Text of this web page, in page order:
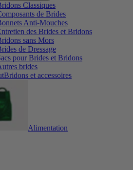
Classiques
de Brides
Anti-Mouches
des Brides et Bridons
sans Mors
de Dressage
pour Brides et Bridons
brides
et accessoires
Alimentation